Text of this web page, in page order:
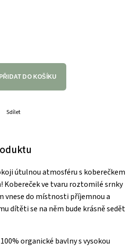
PŘIDAT DO KOŠÍKU
Sdílet
útulnou atmosféru s koberečkem
Kobereček ve tvaru roztomilé srnky
vnese do místnosti příjemnou a
dítěti se na něm bude krásně sedět
organické bavlny s vysokou